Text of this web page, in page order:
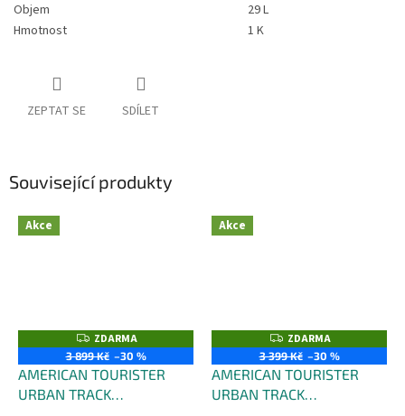
Objem
29 L
Hmotnost
1 K
ZEPTAT SE SDÍLET
Související produkty
Akce
Z
D
A
R
M
A
ZDARMA
3 899 Kč –30 %
AMERICAN TOURISTER
URBAN TRACK
Akce
Z
D
A
R
M
A
ZDARMA
3 399 Kč –30 %
AMERICAN TOURISTER
URBAN TRACK